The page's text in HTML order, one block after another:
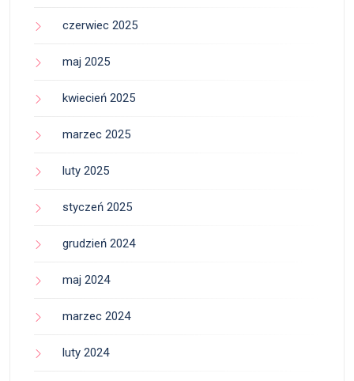
czerwiec 2025
maj 2025
kwiecień 2025
marzec 2025
luty 2025
styczeń 2025
grudzień 2024
maj 2024
marzec 2024
luty 2024